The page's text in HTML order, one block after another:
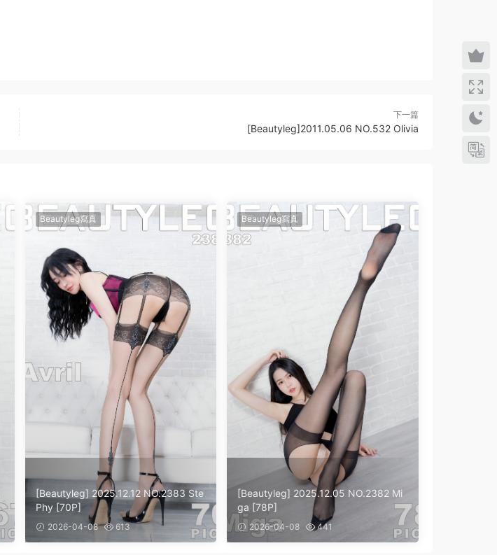
下一篇
[Beautyleg]2011.05.06 NO.532 Olivia
Beautyleg寫真
[Beautyleg] 2025.12.12 NO.2383 Ste
Phy [70P]
2026-04-08 613
Beautyleg寫真
[Beautyleg] 2025.12.05 NO.2382 Mi
ga [78P]
2026-04-08 441